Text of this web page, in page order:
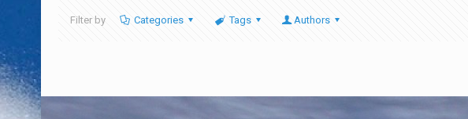
Filter by Categories Tags Authors